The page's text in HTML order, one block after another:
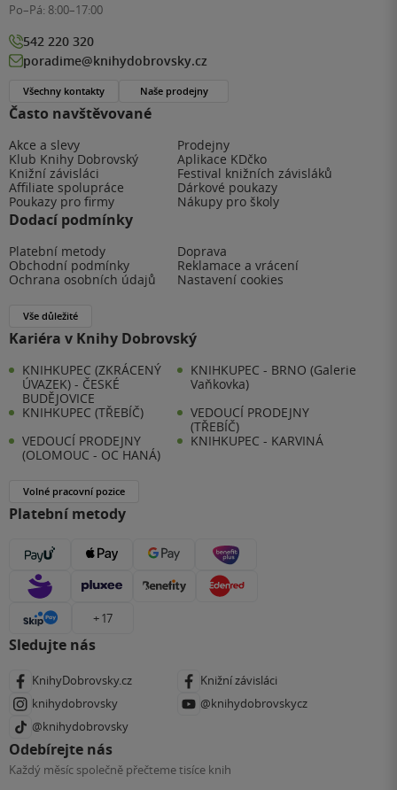
Často navštěvované
Akce a slevy
Prodejny
Klub Knihy Dobrovský
Aplikace KDčko
Knižní závisláci
Festival knižních závisláků
Affiliate spolupráce
Dárkové poukazy
Poukazy pro firmy
Nákupy pro školy
Dodací podmínky
Platební metody
Doprava
Obchodní podmínky
Reklamace a vrácení
Ochrana osobních údajů
Nastavení cookies
Vše důležité
Kariéra v Knihy Dobrovský
KNIHKUPEC (ZKRÁCENÝ
ÚVAZEK) - ČESKÉ
BUDĚJOVICE
KNIHKUPEC - BRNO (Galerie
Vaňkovka)
KNIHKUPEC (TŘEBÍČ)
VEDOUCÍ PRODEJNY
(TŘEBÍČ)
VEDOUCÍ PRODEJNY
(OLOMOUC - OC HANÁ)
KNIHKUPEC - KARVINÁ
Volné pracovní pozice
Platební metody
+ 17
Sledujte nás
KnihyDobrovsky.cz
Knižní závisláci
knihydobrovsky
@knihydobrovskycz
@knihydobrovsky
Odebírejte nás
Každý měsíc společně přečteme tisíce knih
Po–Pá: 8:00–17:00
542 220 320
poradime@knihydobrovsky.cz
Všechny kontakty Naše prodejny